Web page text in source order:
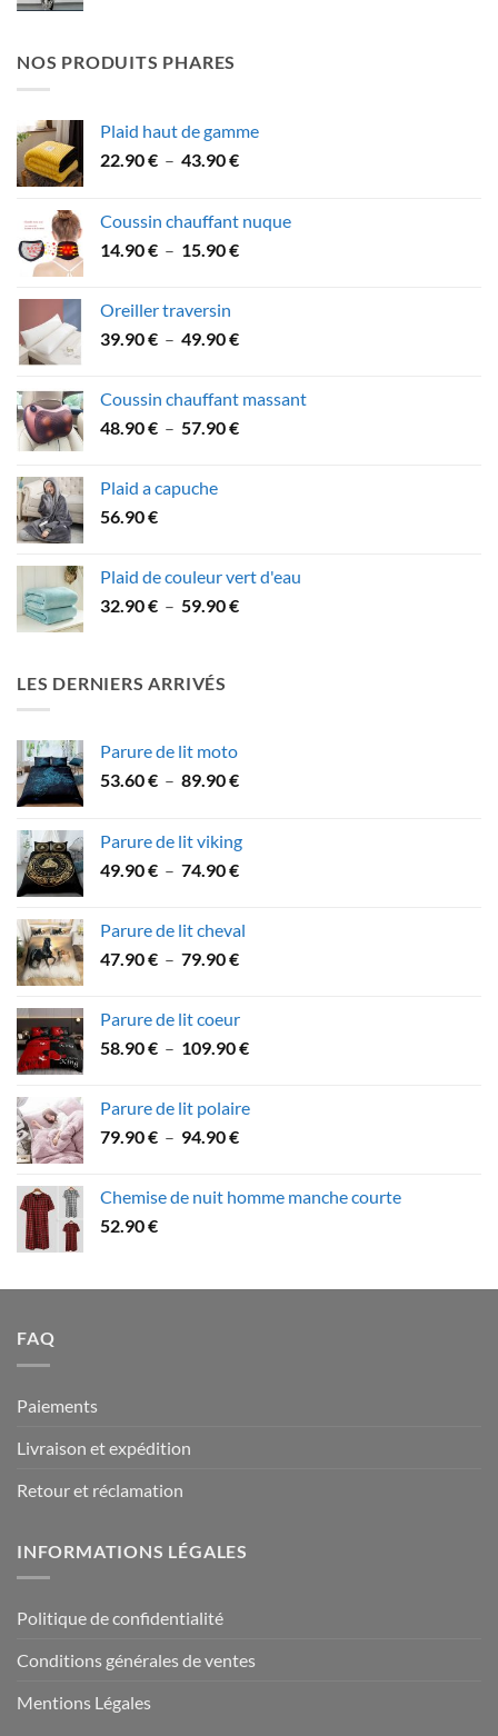
était :
59.90 €.
est :
52.90 €.
NOS PRODUITS PHARES
Plaid haut de gamme
22.90€ – 43.90€Plage
22.90 €
à
Coussin chauffant nuque
14.90€ – 15.90€Plage
à
Oreiller traversin
39.90€ – 49.90€Plage
39.90 €
à
Coussin chauffant massant
48.90€ – 57.90€Plage
Plaid a capuche
56.90€
Plaid de couleur vert d'eau
32.90€ – 59.90€Plage
LES DERNIERS ARRIVÉS
Parure de lit moto
53.60€ – 89.90€Plage
53.60 €
à
Parure de lit viking
49.90€ – 74.90€Plage
49.90 €
à
Parure de lit cheval
47.90€ – 79.90€Plage
à
Parure de lit coeur
58.90€ – 109.90€Plage
58.90 €
Parure de lit polaire
79.90€ – 94.90€Plage
79.90 €
Chemise de nuit homme manche courte
52.90€
FAQ
Paiements
Livraison et expédition
Retour et réclamation
INFORMATIONS LÉGALES
Politique de confidentialité
Conditions générales de ventes
Mentions Légales